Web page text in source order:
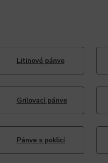
Litinové pánve
Grilovací pánve
Pánve s poklicí